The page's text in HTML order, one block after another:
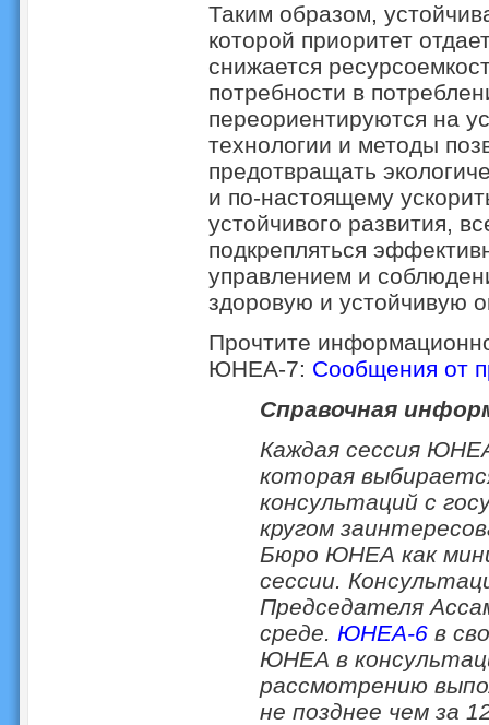
Таким образом,
которой приоритет
снижается
потребности в
переориентируются на
технологии и методы
предотвращать
и по-настоящему
устойчивого развития,
подкрепляться
управлением и
здоровую и устойчивую
Прочтите
ЮНЕА-7: Сообщения от
Справочная
Каждая сессия
которая
консультаций с
кругом
Бюро ЮНЕА как
сессии.
Председателя
среде. ЮНЕА-6в
ЮНЕА в
рассмотрению
не позднее чем за